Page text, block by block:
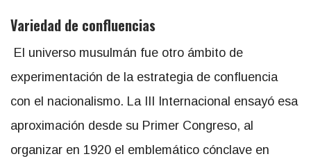
Variedad de confluencias
El universo musulmán fue otro ámbito de
experimentación de la estrategia de confluencia
con el nacionalismo. La III Internacional ensayó esa
aproximación desde su Primer Congreso, al
organizar en 1920 el emblemático cónclave en